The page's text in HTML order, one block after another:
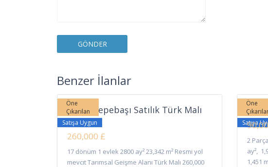
Benzer İlanlar
Tepebaşı ,
Girne
Öne
Çıkarılan
Satışa Uygun
Girne Tepebaşı Satılık Türk Malı
Arazi
260,000 £
17 dönüm 1 evlek 2800 ay² 23,342 m² Resmi yol
mevcıt Tarımsal Geişme Alanı Türk Malı 260,000
Öne
Satışa
2
ay²,
1,451